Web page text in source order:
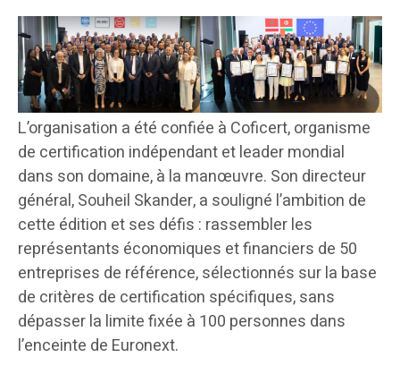
L’organisation a été confiée à Coficert, organisme
de certification indépendant et leader mondial
dans son domaine, à la manœuvre. Son directeur
général, Souheil Skander, a souligné l’ambition de
cette édition et ses défis : rassembler les
représentants économiques et financiers de 50
entreprises de référence, sélectionnés sur la base
de critères de certification spécifiques, sans
dépasser la limite fixée à 100 personnes dans
l’enceinte de Euronext.